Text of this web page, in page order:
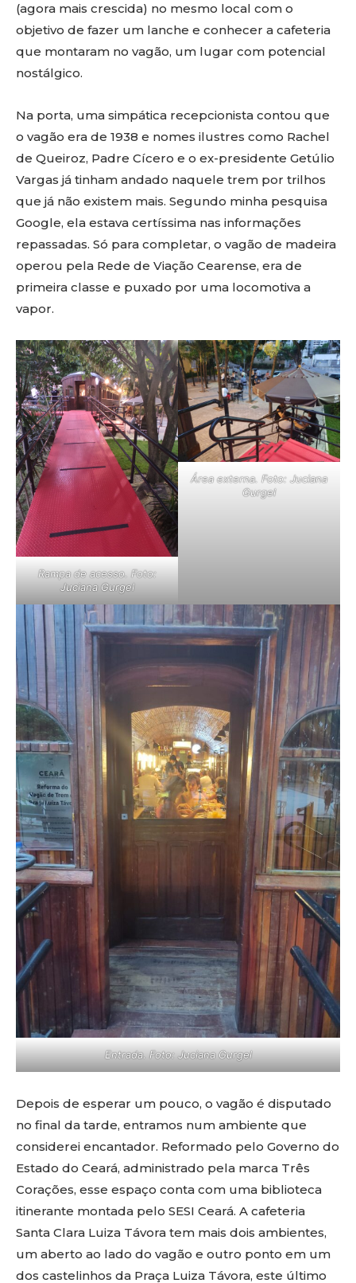
(agora mais crescida) no mesmo local com o
objetivo de fazer um lanche e conhecer a cafeteria
que montaram no vagão, um lugar com potencial
nostálgico.
Na porta, uma simpática recepcionista contou que
o vagão era de 1938 e nomes ilustres como Rachel
de Queiroz, Padre Cícero e o ex-presidente Getúlio
Vargas já tinham andado naquele trem por trilhos
que já não existem mais. Segundo minha pesquisa
Google, ela estava certíssima nas informações
repassadas. Só para completar, o vagão de madeira
operou pela Rede de Viação Cearense, era de
primeira classe e puxado por uma locomotiva a
vapor.
Rampa de acesso. Foto:
Juciana Gurgel
Área externa. Foto: Juciana
Gurgel
Entrada. Foto: Juciana Gurgel
Depois de esperar um pouco, o vagão é disputado
no final da tarde, entramos num ambiente que
considerei encantador. Reformado pelo Governo do
Estado do Ceará, administrado pela marca Três
Corações, esse espaço conta com uma biblioteca
itinerante montada pelo SESI Ceará. A cafeteria
Santa Clara Luiza Távora tem mais dois ambientes,
um aberto ao lado do vagão e outro ponto em um
dos castelinhos da Praça Luiza Távora, este último